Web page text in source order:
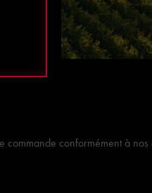
conformément à